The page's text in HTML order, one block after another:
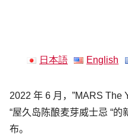
日本語 English
2022 年 6 月，”MARS The
“屋久岛陈酿麦芽威士忌 “
布。